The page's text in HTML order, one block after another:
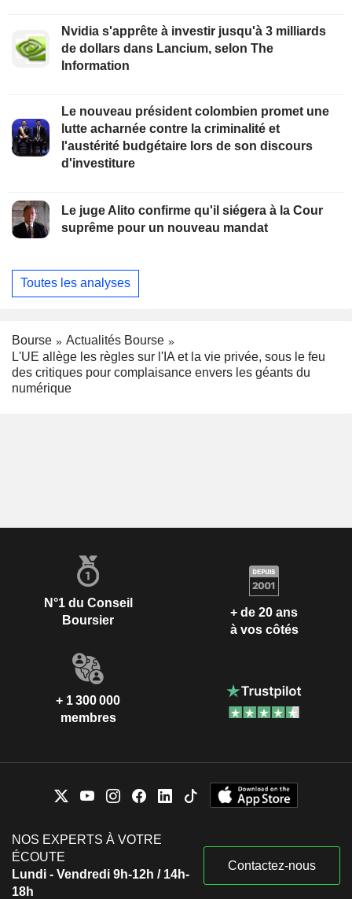
Nvidia s'apprête à investir jusqu'à 3 milliards
de dollars dans Lancium, selon The
Information
Le nouveau président colombien promet une
lutte acharnée contre la criminalité et
l'austérité budgétaire lors de son discours
d'investiture
Le juge Alito confirme qu'il siégera à la Cour
suprême pour un nouveau mandat
Toutes les analyses
Bourse
Actualités Bourse
L'UE allège les règles sur l'IA et la vie privée, sous le feu
des critiques pour complaisance envers les géants du
numérique
N°1 du Conseil
Boursier
+ de 20 ans
à vos côtés
+ 1 300 000
membres
NOS EXPERTS À VOTRE
ÉCOUTE
Lundi - Vendredi 9h-12h / 14h-
18h
Contactez-nous